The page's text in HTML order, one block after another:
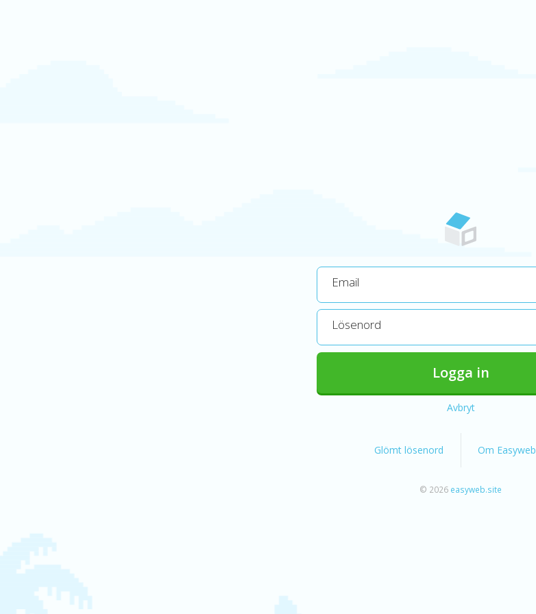
Email
Lösenord
Logga in
Avbryt
Glömt lösenord Om Easyweb
© 2026 easyweb.site